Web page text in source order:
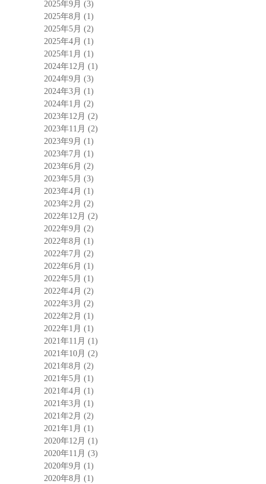
2025年9月 (3)
2025年8月 (1)
2025年5月 (2)
2025年4月 (1)
2025年1月 (1)
2024年12月 (1)
2024年9月 (3)
2024年3月 (1)
2024年1月 (2)
2023年12月 (2)
2023年11月 (2)
2023年9月 (1)
2023年7月 (1)
2023年6月 (2)
2023年5月 (3)
2023年4月 (1)
2023年2月 (2)
2022年12月 (2)
2022年9月 (2)
2022年8月 (1)
2022年7月 (2)
2022年6月 (1)
2022年5月 (1)
2022年4月 (2)
2022年3月 (2)
2022年2月 (1)
2022年1月 (1)
2021年11月 (1)
2021年10月 (2)
2021年8月 (2)
2021年5月 (1)
2021年4月 (1)
2021年3月 (1)
2021年2月 (2)
2021年1月 (1)
2020年12月 (1)
2020年11月 (3)
2020年9月 (1)
2020年8月 (1)